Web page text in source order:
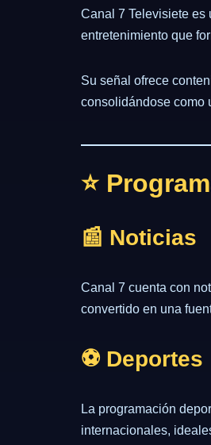
Canal 7 Televisiete es
entretenimiento que
Su señal ofrece
consolidándose como
⭐
📰 Noticias
Canal 7 cuenta con
convertido en una
⚽ Deportes
La programación
internacionales,